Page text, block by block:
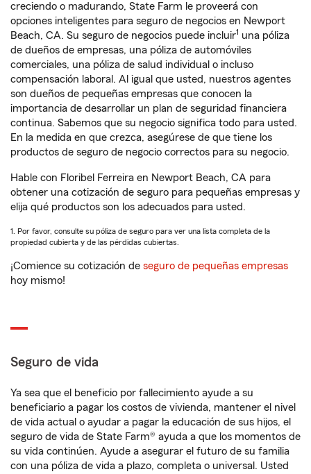
creciendo o madurando, State Farm le proveerá con
opciones inteligentes para seguro de negocios en Newport
Beach, CA. Su seguro de negocios puede incluir1 una póliza
de dueños de empresas, una póliza de automóviles
comerciales, una póliza de salud individual o incluso
compensación laboral. Al igual que usted, nuestros agentes
son dueños de pequeñas empresas que conocen la
importancia de desarrollar un plan de seguridad financiera
continua. Sabemos que su negocio significa todo para usted.
En la medida en que crezca, asegúrese de que tiene los
productos de seguro de negocio correctos para su negocio.
Hable con Floribel Ferreira en Newport Beach, CA para
obtener una cotización de seguro para pequeñas empresas y
elija qué productos son los adecuados para usted.
1. Por favor, consulte su póliza de seguro para ver una lista completa de la
propiedad cubierta y de las pérdidas cubiertas.
¡Comience su cotización de seguro de pequeñas empresas
hoy mismo!
Seguro de vida
Ya sea que el beneficio por fallecimiento ayude a su
beneficiario a pagar los costos de vivienda, mantener el nivel
de vida actual o ayudar a pagar la educación de sus hijos, el
seguro de vida de State Farm® ayuda a que los momentos de
su vida continúen. Ayude a asegurar el futuro de su familia
con una póliza de vida a plazo, completa o universal. Usted